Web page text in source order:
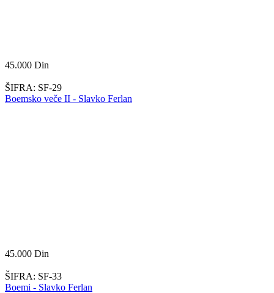
45.000 Din
ŠIFRA: SF-29
Boemsko veče II - Slavko Ferlan
45.000 Din
ŠIFRA: SF-33
Boemi - Slavko Ferlan